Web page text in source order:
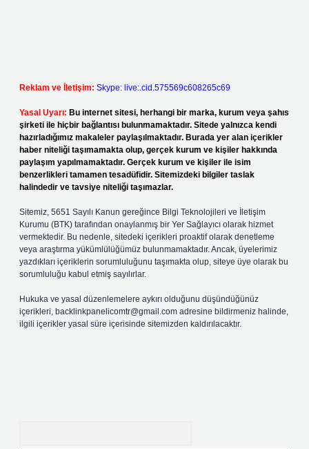
Reklam ve İletişim: Skype: live:.cid.575569c608265c69
Yasal Uyarı: Bu internet sitesi, herhangi bir marka, kurum veya şahıs
şirketi ile hiçbir bağlantısı bulunmamaktadır. Sitede yalnızca kendi
hazırladığımız makaleler paylaşılmaktadır. Burada yer alan içerikler
haber niteliği taşımamakta olup, gerçek kurum ve kişiler hakkında
paylaşım yapılmamaktadır. Gerçek kurum ve kişiler ile isim
benzerlikleri tamamen tesadüfidir. Sitemizdeki bilgiler taslak
halindedir ve tavsiye niteliği taşımazlar.
Sitemiz, 5651 Sayılı Kanun gereğince Bilgi Teknolojileri ve İletişim
Kurumu (BTK) tarafından onaylanmış bir Yer Sağlayıcı olarak hizmet
vermektedir. Bu nedenle, sitedeki içerikleri proaktif olarak denetleme
veya araştırma yükümlülüğümüz bulunmamaktadır. Ancak, üyelerimiz
yazdıkları içeriklerin sorumluluğunu taşımakta olup, siteye üye olarak bu
sorumluluğu kabul etmiş sayılırlar.
Hukuka ve yasal düzenlemelere aykırı olduğunu düşündüğünüz
içerikleri, backlinkpanelicomtr@gmail.com adresine bildirmeniz halinde,
ilgili içerikler yasal süre içerisinde sitemizden kaldırılacaktır.